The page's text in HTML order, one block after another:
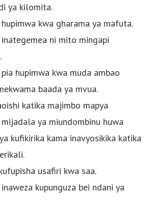
ya kilomita.
kwa gharama ya mafuta.
ni mito mingapi
hupimwa kwa muda ambao
baada ya mvua.
katika majimbo mapya
ya miundombinu huwa
kufikirika kama inavyosikika katika
usafiri kwa saa.
kupunguza bei ndani ya